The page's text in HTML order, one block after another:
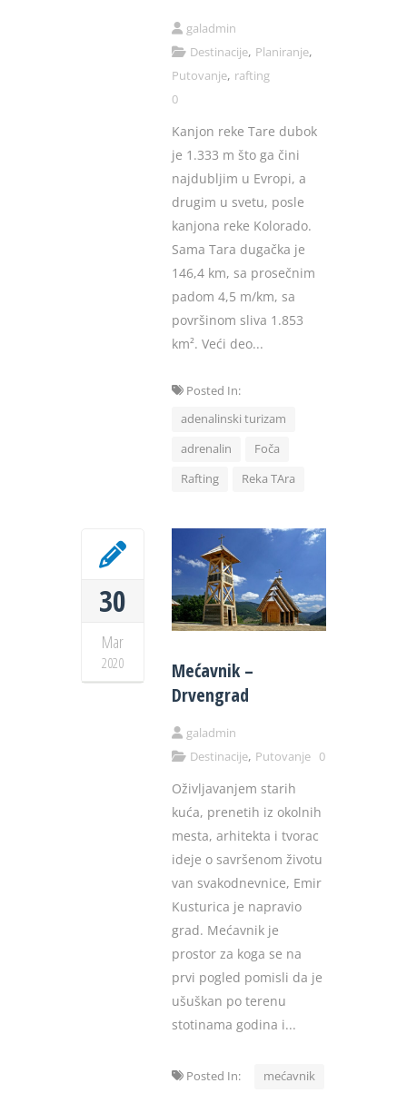
galadmin
Destinacije, Planiranje,
Putovanje, rafting
0
Kanjon reke Tare dubok
je 1.333 m što ga čini
najdubljim u Evropi, a
drugim u svetu, posle
kanjona reke Kolorado.
Sama Tara dugačka je
146,4 km, sa prosečnim
padom 4,5 m/km, sa
površinom sliva 1.853
km². Veći deo...
Posted In:
adenalinski turizam
adrenalin
Foča
Rafting
Reka TAra
30
Mar
2020
Mećavnik –
Drvengrad
galadmin
Destinacije, Putovanje 0
Oživljavanjem starih
kuća, prenetih iz okolnih
mesta, arhitekta i tvorac
ideje o savršenom životu
van svakodnevnice, Emir
Kusturica je napravio
grad. Mećavnik je
prostor za koga se na
prvi pogled pomisli da je
ušuškan po terenu
stotinama godina i...
Posted In:
mećavnik